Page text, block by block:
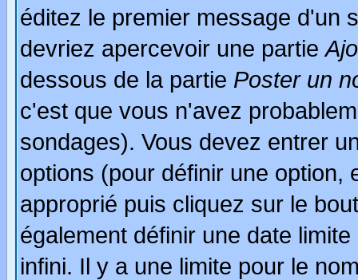
éditez le premier message d'un
devriez apercevoir une partie
dessous de la partie Poster un
c'est que vous n'avez
sondages). Vous devez entrer
options (pour définir une option,
approprié puis cliquez sur le
également définir une date
infini. Il y a une limite pour le